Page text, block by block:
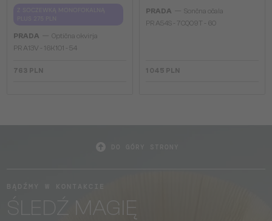
PRADA
Optična okvirja
PR A13V - 16K1O1 - 54
763 PLN
PRADA
Sončna očala
PR A54S - 7CQ09T - 60
1 045 PLN
ŚLEDŹ MAGIĘ